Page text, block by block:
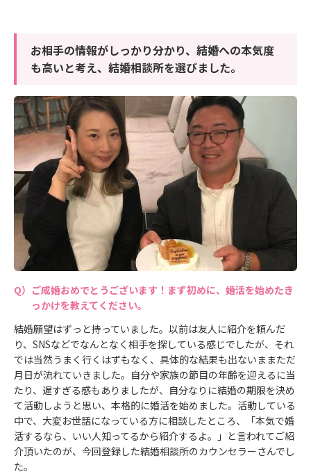
お相手の情報がしっかり分かり、結婚への本気度
も高いと考え、結婚相談所を選びました。
ご成婚おめでとうございます！まず初めに、婚活を始めたき
っかけを教えてください。
結婚願望はずっと持っていました。以前は友人に紹介を頼んだ
り、SNSなどでなんとなく相手を探している感じでしたが、それ
では当然うまく行くはずもなく、具体的な結果も出ないままただ
月日が流れていきました。自分や家族の節目の年齢を迎えるに当
たり、遅すぎる感もありましたが、自分なりに結婚の期限を決め
て活動しようと思い、本格的に婚活を始めました。活動している
中で、大変お世話になっている方に相談したところ、「本気で婚
活するなら、いい人知ってるから紹介するよ。」と言われてご紹
介頂いたのが、今回登録した結婚相談所のカウンセラーさんでし
た。